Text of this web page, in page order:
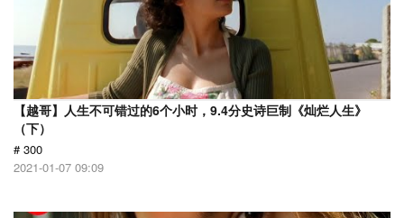
【越哥】人生不可错过的6个小时，9.4分史诗巨制《灿烂人生》
（下）
# 300
2021-01-07 09:09